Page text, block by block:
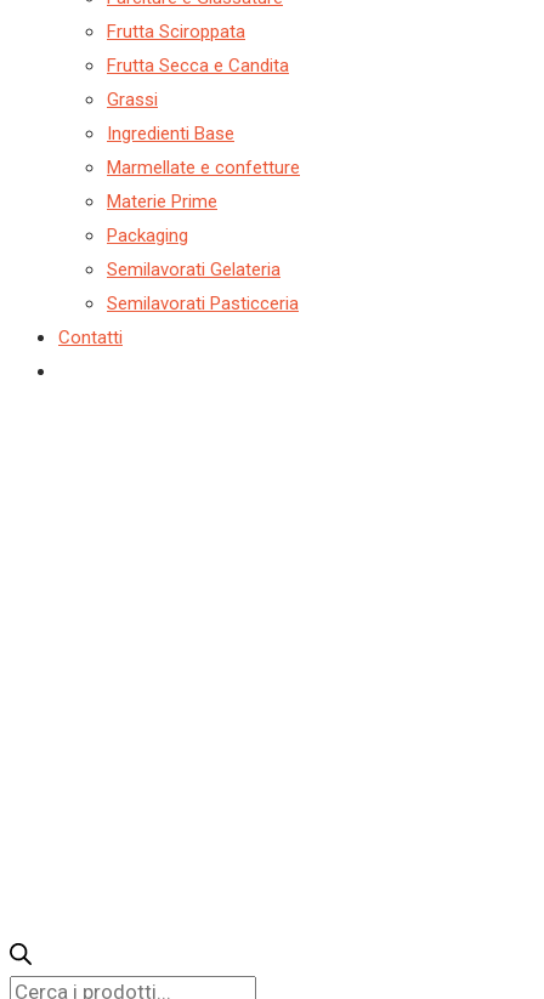
Frutta Sciroppata
Frutta Secca e Candita
Grassi
Ingredienti Base
Marmellate e confetture
Materie Prime
Packaging
Semilavorati Gelateria
Semilavorati Pasticceria
Contatti